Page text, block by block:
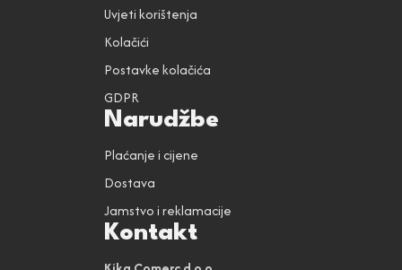
Uvjeti korištenja
Kolačići
Postavke kolačića
GDPR
Narudžbe
Plaćanje i cijene
Dostava
Jamstvo i reklamacije
Kontakt